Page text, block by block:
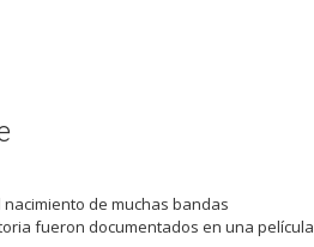
de muchas bandas
fueron documentados en una película